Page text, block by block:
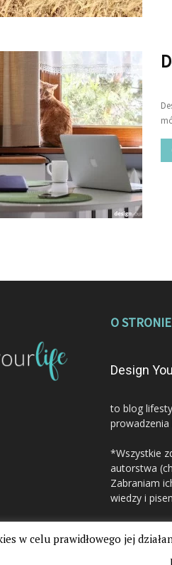
O STRONIE
Design
to blog
prowadzenia
*Wszystkie
autorstwa
Zabraniam
wiedzy i
w celu prawidłowego jej